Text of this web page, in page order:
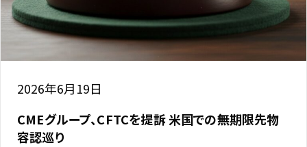
2026年6月19日
CMEグループ、CFTCを提訴 米国での無期限先物
容認巡り